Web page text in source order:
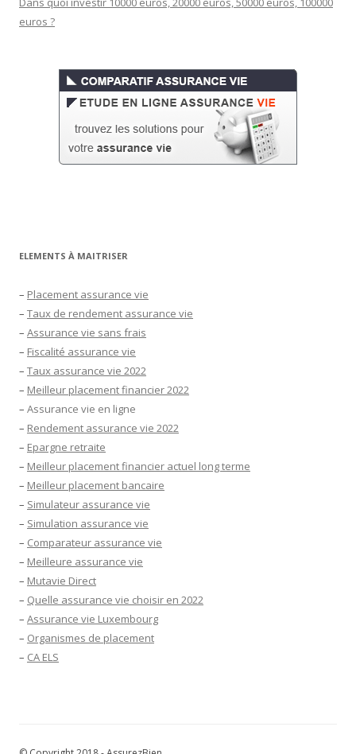
euros ?
ELEMENTS À MAITRISER
– Placement assurance vie
– Taux de rendement assurance vie
– Assurance vie sans frais
– Fiscalité assurance vie
– Taux assurance vie 2022
– Meilleur placement financier 2022
– Assurance vie en ligne
– Rendement assurance vie 2022
– Epargne retraite
– Meilleur placement financier actuel long terme
– Meilleur placement bancaire
– Simulateur assurance vie
– Simulation assurance vie
– Comparateur assurance vie
– Meilleure assurance vie
– Mutavie Direct
– Quelle assurance vie choisir en 2022
– Assurance vie Luxembourg
– Organismes de placement
– CA ELS